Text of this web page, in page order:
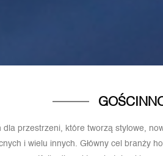
przestrzeni, które tworzą stylowe,
i wielu innych. Główny cel branży